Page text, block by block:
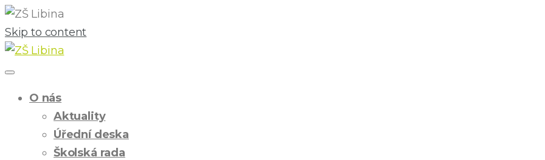
Skip to content
O nás
Aktuality
Úřední deska
Školská rada